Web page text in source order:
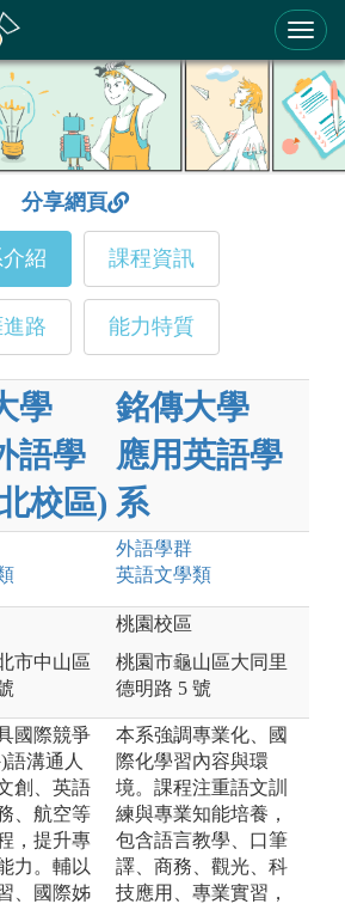
育才輔助系統
分享網頁
紹 課程資訊
路 能力特質
學
語學
校區)
銘傳大學
應用英語學
系
外語學群
英語文學類
市中山區
桃園校區
桃園市龜山區大同里
德明路 5 號
國際競爭
語溝通人
創、英語
、航空等
，提升專
力。輔以
、國際姊
本系強調專業化、國
際化學習內容與環
境。課程注重語文訓
練與專業知能培養，
包含語言教學、口筆
譯、商務、觀光、科
技應用、專業實習，